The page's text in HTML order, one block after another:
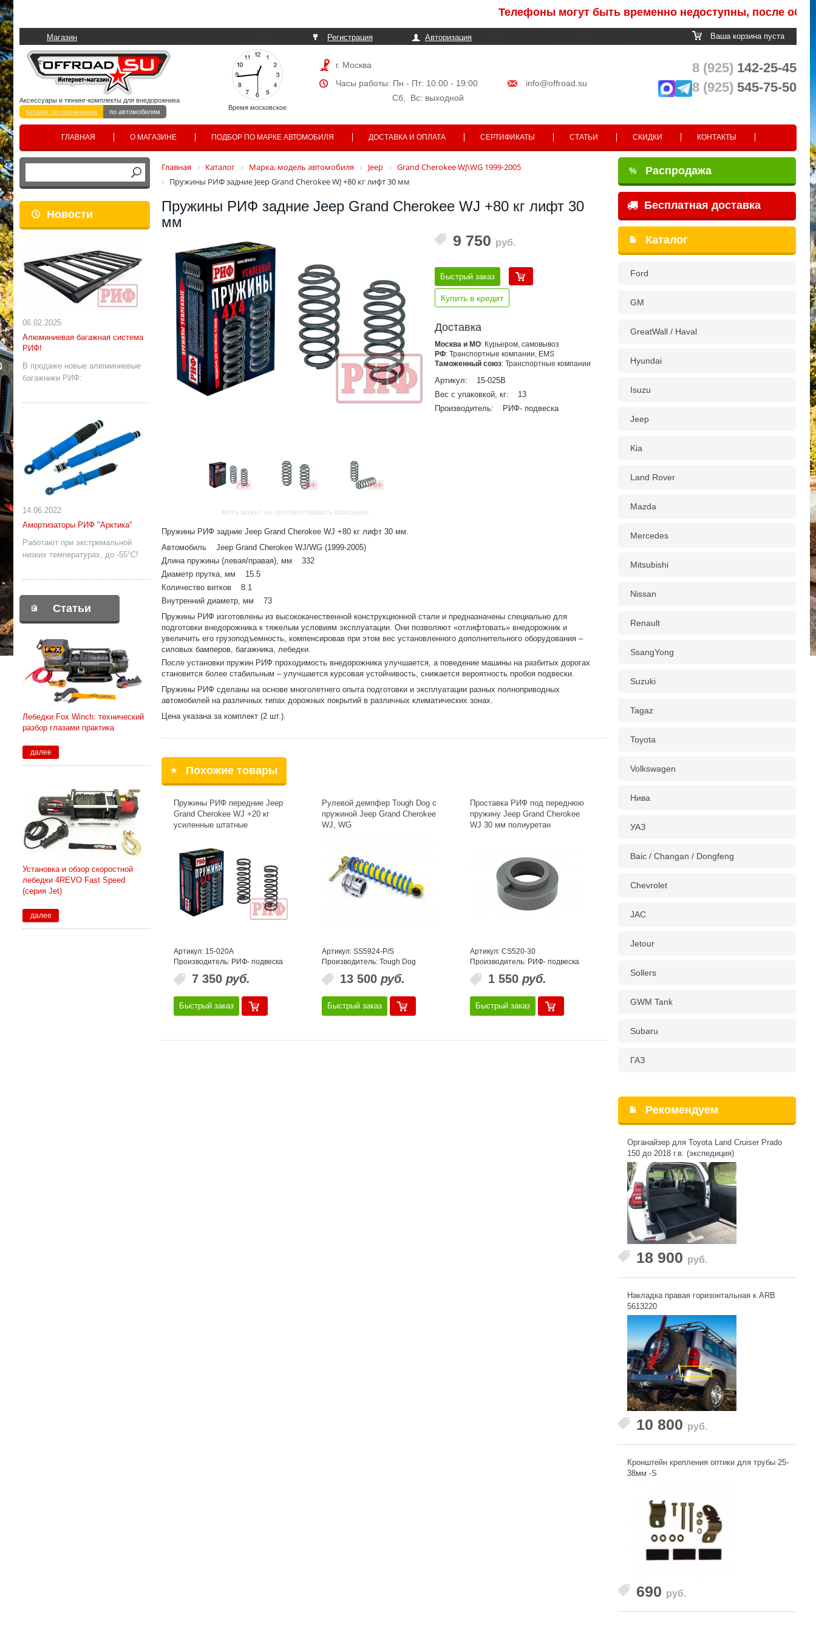
Телефоны могут быть временно недоступны, после
Магазин Регистрация Авторизация Ваша корзина пуста
Время московское
Аксессуары и тюнинг-комплекты для внедорожника
Каталог по назначению
по автомобилям
г. Москва
Часы работы: Пн - Пт: 10:00 - 19:00
info@offroad.su
Сб, Вс: выходной
8 (925) 142-25-45
8 (925) 545-75-50
ГЛАВНАЯ О МАГАЗИНЕ ПОДБОР ПО МАРКЕ АВТОМОБИЛЯ ДОСТАВКА И ОПЛАТА СЕРТИФИКАТЫ СТАТЬИ СКИДКИ КОНТАКТЫ
Новости
06.02.2025
Алюминиевая багажная система
РИФ!
В продаже новые алюминиевые
багажники РИФ:
14.06.2022
Амортизаторы РИФ "Арктика"
Работают при экстремальной
низких температурах, до -55°С!
Статьи
Лебедки Fox Winch: технический
разбор глазами практика
далее
Установка и обзор скоростной
лебедки 4REVO Fast Speed
(серия Jet)
далее
Главная Каталог Марка, модель автомобиля Jeep
Grand Cherokee WJ\WG 1999-2005
Пружины РИФ задние Jeep Grand Cherokee WJ +80 кг лифт 30 мм
Пружины РИФ задние Jeep Grand Cherokee WJ +80 кг лифт 30
мм
Фото может не соответствовать описанию
9 750 руб.
Быстрый заказ
Купить в кредит
Доставка
Москва и МО: Курьером, самовывоз
РФ: Транспортные компании, EMS
Таможенный союз: Транспортные компании
Артикул:
15-025B
Вес с упаковкой, кг:
13
Производитель:
РИФ- подвеска
Пружины РИФ задние Jeep Grand Cherokee WJ +80 кг лифт 30 мм.
Автомобиль Jeep Grand Cherokee WJ/WG (1999-2005)
Длина пружины (левая/правая), мм 332
Диаметр прутка, мм 15.5
Количество витков 8.1
Внутренний диаметр, мм 73
Пружины РИФ изготовлены из высококачественной конструкционной стали и предназначены специально для
подготовки внедорожника к тяжелым условиям эксплуатации. Они позволяют «отлифтовать» внедорожник и
увеличить его грузоподъемность, компенсировав при этом вес установленного дополнительного оборудования –
силовых бамперов, багажника, лебедки.
После установки пружин РИФ проходимость внедорожника улучшается, а поведение машины на разбитых дорогах
становится более стабильным – улучшается курсовая устойчивость, снижается вероятность пробоя подвески.
Пружины РИФ сделаны на основе многолетнего опыта подготовки и эксплуатации разных полноприводных
автомобилей на различных типах дорожных покрытий в различных климатических зонах.
Цена указана за комплект (2 шт.).
Похожие товары
Пружины РИФ передние Jeep
Grand Cherokee WJ +20 кг
усиленные штатные
Артикул: 15-020A
Производитель: РИФ- подвеска
7 350 руб.
Быстрый заказ
Рулевой демпфер Tough Dog с
пружиной Jeep Grand Cherokee
WJ, WG
Артикул: SS5924-P/S
Производитель: Tough Dog
13 500 руб.
Быстрый заказ
Проставка РИФ под переднюю
пружину Jeep Grand Cherokee
WJ 30 мм полиуретан
Артикул: CS520-30
Производитель: РИФ- подвеска
1 550 руб.
Быстрый заказ
% Распродажа
Бесплатная доставка
Каталог
Ford
GM
GreatWall / Haval
Hyundai
Isuzu
Jeep
Kia
Land Rover
Mazda
Mercedes
Mitsubishi
Nissan
Renault
SsangYong
Suzuki
Tagaz
Toyota
Volkswagen
Нива
УАЗ
Baic / Changan / Dongfeng
Chevrolet
JAC
Jetour
Sollers
GWM Tank
Subaru
ГАЗ
Рекомендуем
Органайзер для Toyota Land Cruiser Prado
150 до 2018 г.в. (экспедиция)
18 900 руб.
Накладка правая горизонтальная к ARB
5613220
10 800 руб.
Кронштейн крепления оптики для трубы 25-
38мм -S
690 руб.